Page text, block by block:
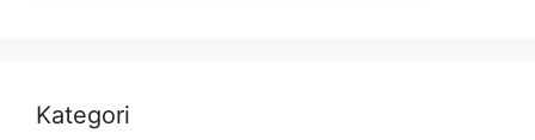
Kategori